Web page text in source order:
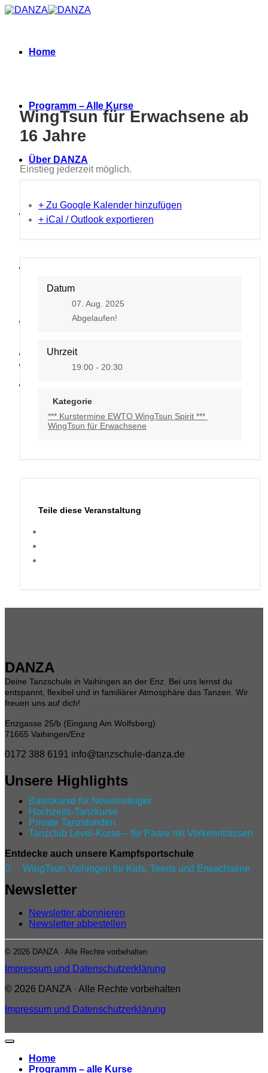
Zum
Home
Programm – Alle Kurse
Über DANZA
Neues
WingTsun für Erwachsene ab
16 Jahre
Einstieg jederzeit möglich.
+ Zu Google Kalender hinzufügen
+ iCal / Outlook exportieren
Datum
07. Aug. 2025
Abgelaufen!
Uhrzeit
19:00 - 20:30
Kategorie
*** Kurstermine EWTO WingTsun Spirit ***
WingTsun für Erwachsene
Teile diese Veranstaltung
DANZA
Deine Tanzschule in Vaihingen an der Enz. Bei uns lernst du
entspannt, flexibel und in familiärer Atmosphäre das Tanzen. Wir
freuen uns auf dich!
Enzgasse 25/b (Eingang Am Wolfsberg)
71665 Vaihingen/Enz
0172 388 6191 info@tanzschule-danza.de
Unsere Highlights
Basiskurse für Neueinsteiger
Hochzeits-Tanzkurse
Private Tanzstunden
Tanzclub Level‑Kurse – für Paare mit Vorkenntnissen
Entdecke auch unsere Kampfsportschule

WingTsun Vaihingen für Kids, Teens und Erwachsene
Newsletter
Newsletter abonnieren
Newsletter abbestellen
© 2026 DANZA · Alle Rechte vorbehalten
Impressum und Datenschutzerklärung
© 2026 DANZA · Alle Rechte vorbehalten
Impressum und Datenschutzerklärung
Home
Programm – alle Kurse